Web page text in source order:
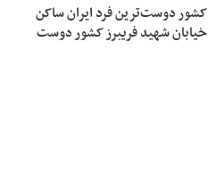
کشور دوست‌ترین فرد ایران ساکن
خیابان شهید فریبرز کشور دوست